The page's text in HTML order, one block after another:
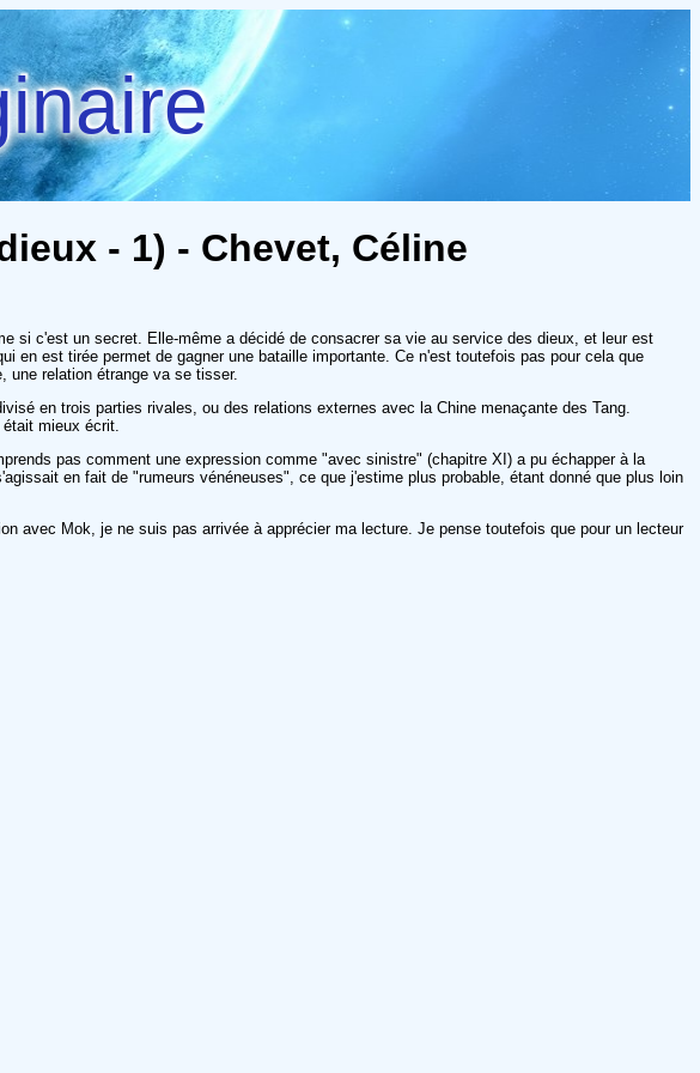
- 1) - Chevet, Céline
si c'est un secret. Elle-même a décidé de consacrer sa vie au service des dieux, et leur est
en est tirée permet de gagner une bataille importante. Ce n'est toutefois pas pour cela que
une relation étrange va se tisser.
en trois parties rivales, ou des relations externes avec la Chine menaçante des Tang.
mieux écrit.
pas comment une expression comme "avec sinistre" (chapitre XI) a pu échapper à la
en fait de "rumeurs vénéneuses", ce que j'estime plus probable, étant donné que plus loin
avec Mok, je ne suis pas arrivée à apprécier ma lecture. Je pense toutefois que pour un lecteur